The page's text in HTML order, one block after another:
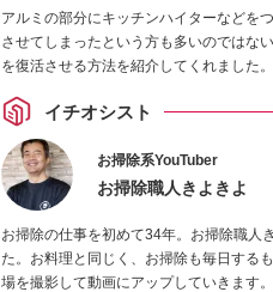
アルミの部分にキッチンハイターなどを
させてしまったという方も多いのではな
を復活させる方法を紹介してくれました
イチオシスト
お掃除系YouTuber
お掃除職人きよきよ
お掃除の仕事を初めて34年。お掃除職人
た。お料理と同じく、お掃除も毎日する
場を撮影して動画にアップしていきます